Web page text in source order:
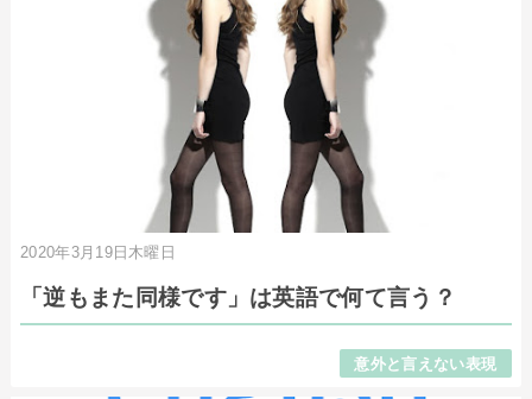
2020年3月19日木曜日
「逆もまた同様です」は英語で何て言う？
意外と言えない表現